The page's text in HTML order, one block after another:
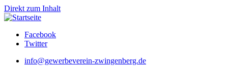
Direkt zum Inhalt
Facebook
Twitter
info@gewerbeverein-zwingenberg.de